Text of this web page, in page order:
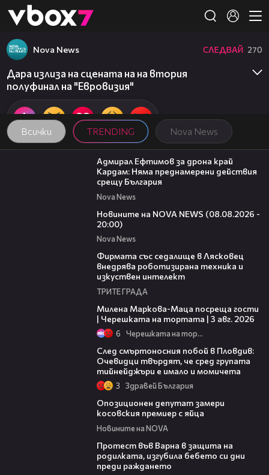
👾
Всички TRENDING Nova News
Nova News СЛЕДВАЙ 270
Дара излиза на сцената на на втория
полуфинал на "Евровизия"
01:48
Адмирал Ефтимов за дрона край
Кардам: Няма преднамерени действия
срещу България
Nova News
Новините на NOVA NEWS (08.08.2026 -
20:00)
Nova News
Фирмата със седалище в Лясковец
внедрява роботизирана техника и
изкуствен интелект
ТРИТЕ ГРАДА
Милена Маркова-Маца посреща гости
| Черешката на тортата | 3 авг. 2026
6 Черешката на тортата
След смъртоносния побой в Пловдив:
Очевидци твърдят, че сред групата
тийнейджъри е имало и момичета
3 Здравей България
Опозиционен депутат замери
косовския премиер с яйца
Новините на NOVA
Протест във Варна в защита на
родилката, изгубила бебето си дни
преди раждането